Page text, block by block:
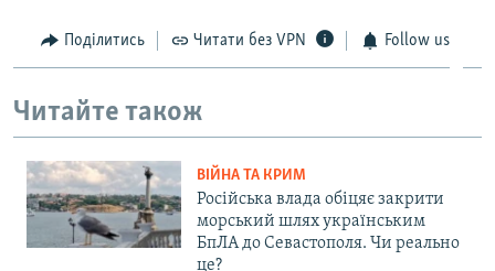
Поділитись Читати без VPN Follow us
Читайте також
ВІЙНА ТА КРИМ
Російська влада обіцяє закрити
морський шлях українським
БпЛА до Севастополя. Чи реально
це?